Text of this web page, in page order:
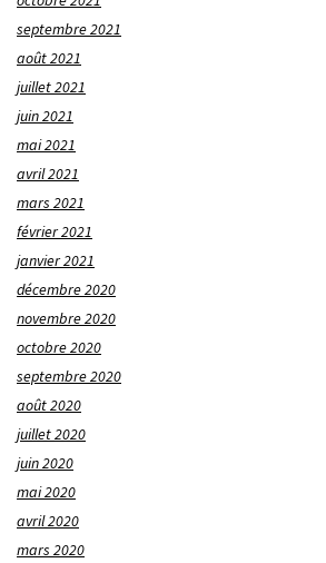
septembre 2021
août 2021
juillet 2021
juin 2021
mai 2021
avril 2021
mars 2021
février 2021
janvier 2021
décembre 2020
novembre 2020
octobre 2020
septembre 2020
août 2020
juillet 2020
juin 2020
mai 2020
avril 2020
mars 2020